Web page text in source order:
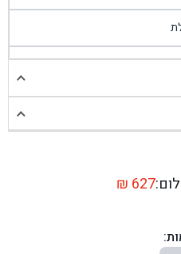
כביש 4 - פרדיס
עיילבון - עיילבון
₪ 627